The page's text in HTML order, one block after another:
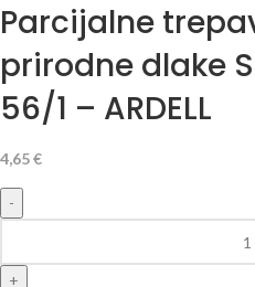
Parcijalne
prirodne dlake
56/1 – ARDELL
4,65€